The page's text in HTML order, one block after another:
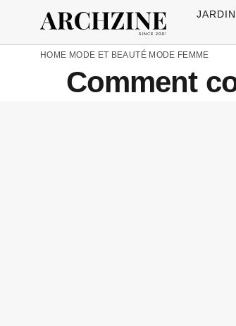
JARDIN
HOME MODE ET BEAUTÉ MODE FEMME
Comment